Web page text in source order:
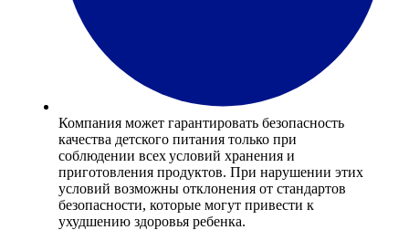
Компания может гарантировать безопасность
качества детского питания только при
соблюдении всех условий хранения и
приготовления продуктов. При нарушении этих
условий возможны отклонения от стандартов
безопасности, которые могут привести к
ухудшению здоровья ребенка.